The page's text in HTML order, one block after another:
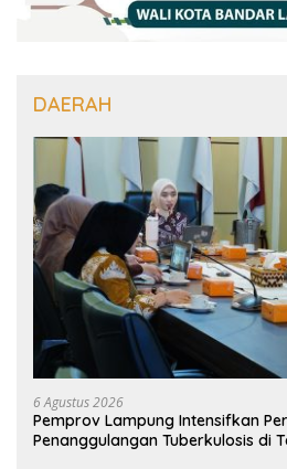
DAERAH
6 Agustus 2026
Pemprov Lampung Intensifkan
Penanggulangan Tuberkulosis di